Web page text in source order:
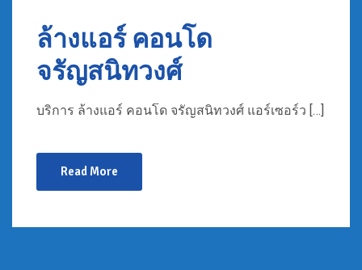
ล้างแอร์ คอนโด
จรัญสนิทวงศ์
บริการ ล้างแอร์ คอนโด จรัญสนิทวงศ์ แอร์เซอร์ว […]
Read More